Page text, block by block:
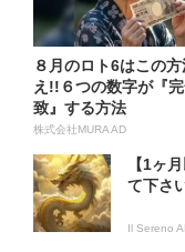
８月のロト6はこの
え!!６つの数字が『
致』する方法
株式会社MURA AD
【1ヶ
て下さ
Il Sereno